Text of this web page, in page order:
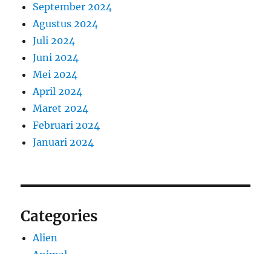
September 2024
Agustus 2024
Juli 2024
Juni 2024
Mei 2024
April 2024
Maret 2024
Februari 2024
Januari 2024
Categories
Alien